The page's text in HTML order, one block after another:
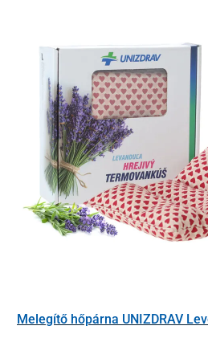
Melegítő hőpárna UNIZDRAV